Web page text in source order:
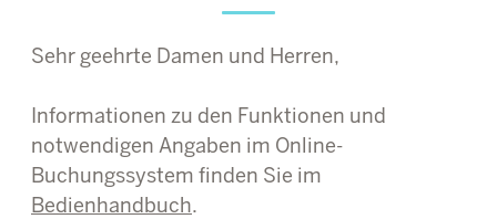
Sehr geehrte Damen und Herren,
Informationen zu den Funktionen und
notwendigen Angaben im Online-
Buchungssystem finden Sie im
Bedienhandbuch.